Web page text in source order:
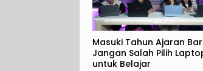
Masuki Tahun Ajaran
Jangan Salah Pilih
untuk Belajar